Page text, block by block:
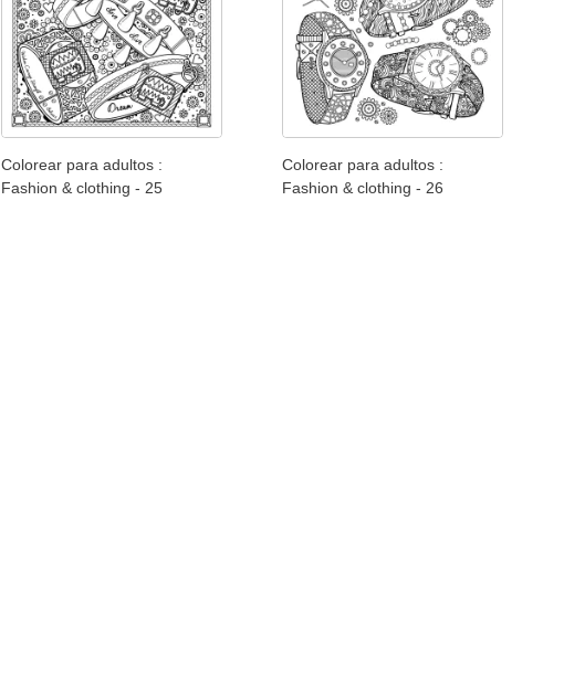
Colorear para adultos :
Fashion & clothing - 25
Colorear para adultos :
Fashion & clothing - 26